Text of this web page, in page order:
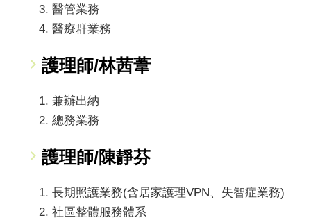
醫管業務
醫療群業務
護理師/林茜葦
兼辦出納
總務業務
護理師/陳靜芬
長期照護業務(含居家護理VPN、失智症業務)
社區整體服務體系